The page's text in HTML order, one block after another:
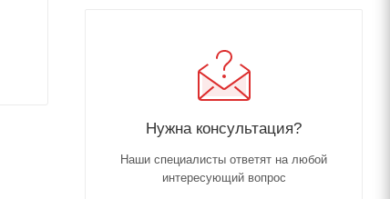
Нужна консультация?
Наши специалисты ответят на любой
интересующий вопрос